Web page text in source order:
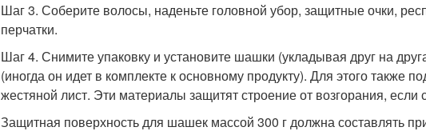
Шаг 3. Соберите волосы, наденьте головной убор, защитные очки,
перчатки.
Шаг 4. Снимите упаковку и установите шашки (укладывая друг на
(иногда он идет в комплекте к основному продукту). Для этого также
жестяной лист. Эти материалы защитят строение от возгорания,
Защитная поверхность для шашек массой 300 г должна составлять